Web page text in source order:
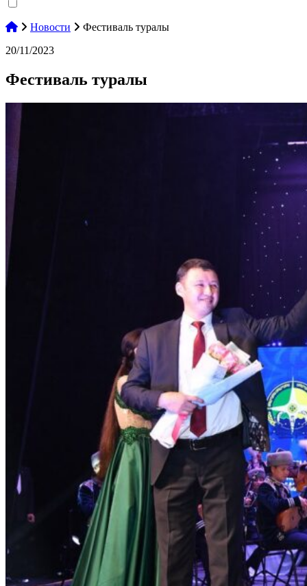
Новости
Фестиваль туралы
20/11/2023
Фестиваль туралы